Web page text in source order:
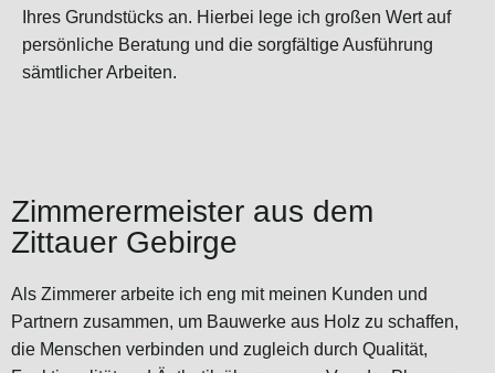
Ihres Grundstücks an. Hierbei lege ich großen Wert auf
persönliche Beratung und die sorgfältige Ausführung
sämtlicher Arbeiten.
Zimmerermeister aus dem
Zittauer Gebirge
Als Zimmerer arbeite ich eng mit meinen Kunden und
Partnern zusammen, um Bauwerke aus Holz zu schaffen,
die Menschen verbinden und zugleich durch Qualität,